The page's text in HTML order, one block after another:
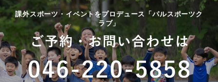
課外スポーツ・イベントをプロデュース「パルスポーツク
ラブ」